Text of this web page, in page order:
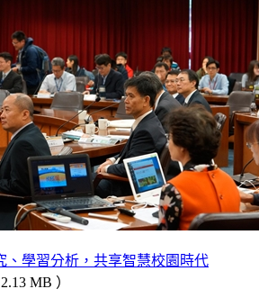
、學習分析，共享智慧校園時代
MB ）